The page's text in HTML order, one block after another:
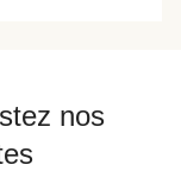
nos